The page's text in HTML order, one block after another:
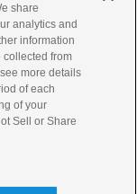
share
analytics and
information
collected from
more details
of each
of your
Sell or Share